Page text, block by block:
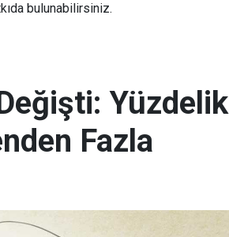
bulunabilirsiniz.
Yüzdelik
Fazla